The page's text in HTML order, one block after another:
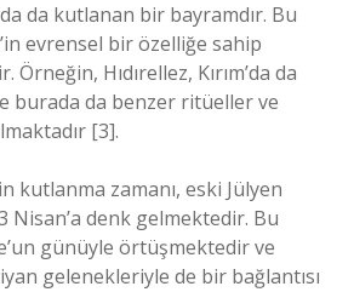
da kutlanan bir bayramdır. Bu
evrensel bir özelliğe sahip
Hıdırellez, Kırım’da da
burada da benzer ritüeller ve
[3].
kutlanma zamanı, eski Jülyen
Nisan’a denk gelmektedir. Bu
günüyle örtüşmektedir ve
gelenekleriyle de bir bağlantısı